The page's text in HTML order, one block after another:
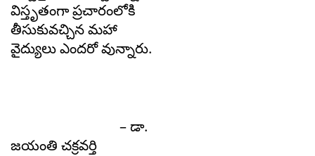
విస్తృతంగా ప్రచారంలోకి
తీసుకువచ్చిన మహా
వైద్యులు ఎందరో వున్నారు.
– డా.
జయంతి చక్రవర్తి